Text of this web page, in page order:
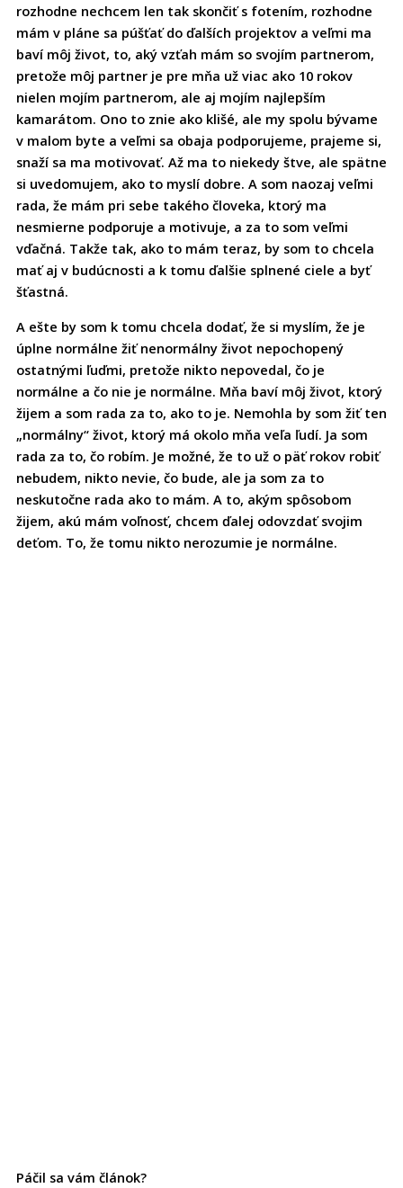
rozhodne nechcem len tak skončiť s fotením, rozhodne
mám v pláne sa púšťať do ďalších projektov a veľmi ma
baví môj život, to, aký vzťah mám so svojím partnerom,
pretože môj partner je pre mňa už viac ako 10 rokov
nielen mojím partnerom, ale aj mojím najlepším
kamarátom. Ono to znie ako klišé, ale my spolu bývame
v malom byte a veľmi sa obaja podporujeme, prajeme si,
snaží sa ma motivovať. Až ma to niekedy štve, ale spätne
si uvedomujem, ako to myslí dobre. A som naozaj veľmi
rada, že mám pri sebe takého človeka, ktorý ma
nesmierne podporuje a motivuje, a za to som veľmi
vďačná. Takže tak, ako to mám teraz, by som to chcela
mať aj v budúcnosti a k tomu ďalšie splnené ciele a byť
šťastná.
A ešte by som k tomu chcela dodať, že si myslím, že je
úplne normálne žiť nenormálny život nepochopený
ostatnými ľuďmi, pretože nikto nepovedal, čo je
normálne a čo nie je normálne. Mňa baví môj život, ktorý
žijem a som rada za to, ako to je. Nemohla by som žiť ten
„normálny“ život, ktorý má okolo mňa veľa ľudí. Ja som
rada za to, čo robím. Je možné, že to už o päť rokov robiť
nebudem, nikto nevie, čo bude, ale ja som za to
neskutočne rada ako to mám. A to, akým spôsobom
žijem, akú mám voľnosť, chcem ďalej odovzdať svojim
deťom. To, že tomu nikto nerozumie je normálne.
Páčil sa vám článok?